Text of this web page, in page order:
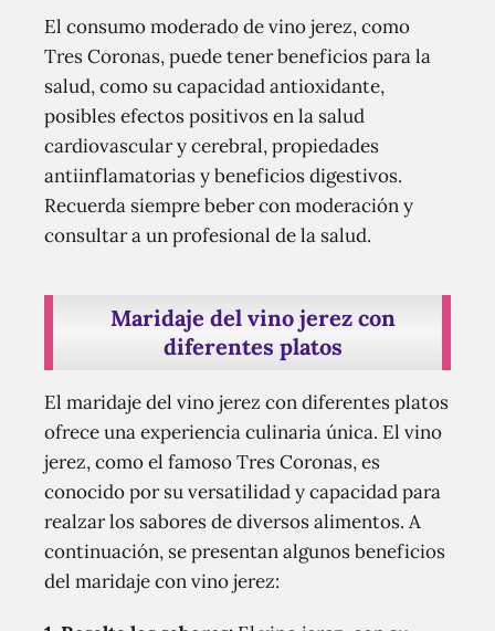
El consumo moderado de vino jerez, como
Tres Coronas, puede tener beneficios para la
salud, como su capacidad antioxidante,
posibles efectos positivos en la salud
cardiovascular y cerebral, propiedades
antiinflamatorias y beneficios digestivos.
Recuerda siempre beber con moderación y
consultar a un profesional de la salud.
Maridaje del vino jerez con
diferentes platos
El maridaje del vino jerez con diferentes platos
ofrece una experiencia culinaria única. El vino
jerez, como el famoso Tres Coronas, es
conocido por su versatilidad y capacidad para
realzar los sabores de diversos alimentos. A
continuación, se presentan algunos beneficios
del maridaje con vino jerez: